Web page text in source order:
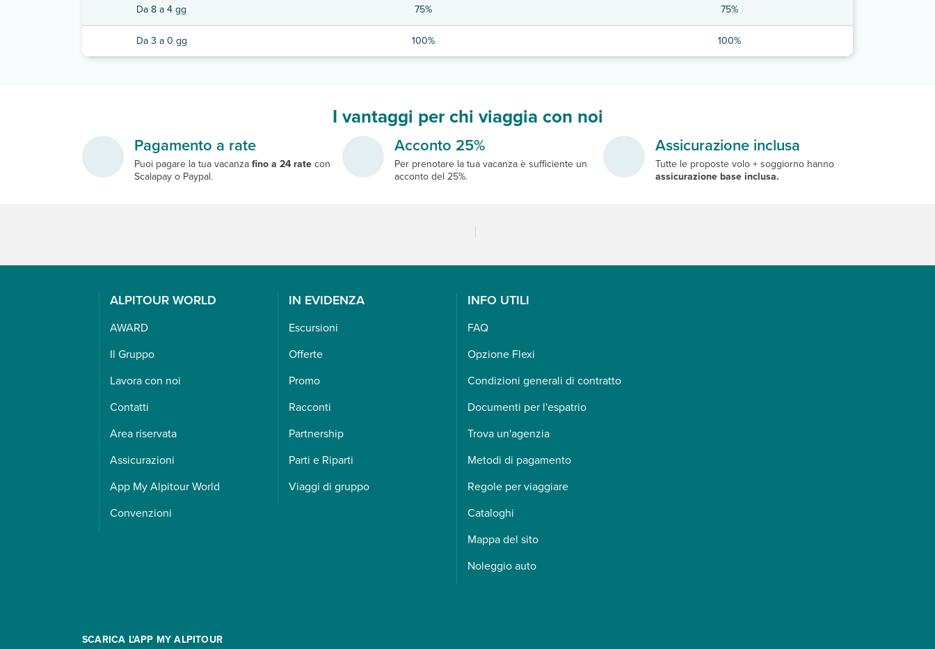
Da 8 a 4 gg 75% 75%
Da 3 a 0 gg 100% 100%
I vantaggi per chi viaggia con noi
Pagamento a rate
Puoi pagare la tua vacanzafino a 24 ratecon
Scalapay o Paypal.
Acconto 25%
Per prenotare la tua vacanza è sufficiente un
acconto del 25%.
Assicurazione inclusa
Tutte le proposte volo + soggiorno hanno
assicurazione base inclusa.
ALPITOUR WORLD
AWARD
Il Gruppo
Lavora con noi
Contatti
Area riservata
Assicurazioni
App My Alpitour World
Convenzioni
IN EVIDENZA
Escursioni
Offerte
Promo
Racconti
Partnership
Parti e Riparti
Viaggi di gruppo
INFO UTILI
FAQ
Opzione Flexi
Condizioni generali di contratto
Documenti per l'espatrio
Trova un'agenzia
Metodi di pagamento
Regole per viaggiare
Cataloghi
Mappa del sito
Noleggio auto
SCARICA L'APP MY ALPITOUR